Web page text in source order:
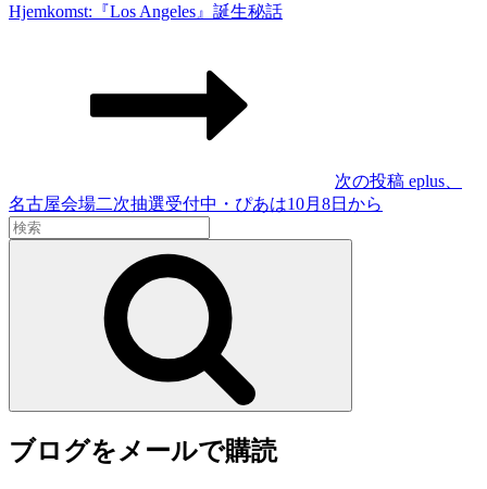
ー
Hjemkomst:『Los Angeles』誕生秘話前
次の投稿 eplus、
名古屋会場二次抽選受付中・ぴあは10月8日から
検
索:
ブログをメールで購読